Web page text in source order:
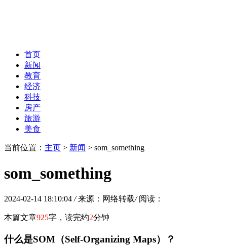
首页
新闻
教育
经济
科技
房产
旅游
美食
当前位置： 主页 > 新闻 > som_something
som_something
2024-02-14 18:10:04 / 来源：网络转载/ 阅读：
本篇文章925字，读完约2分钟
什么是SOM（Self-Organizing Maps）？